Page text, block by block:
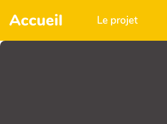
Aller au contenu principal
Accueil Le projet